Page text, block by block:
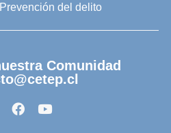
del delito
Comunidad